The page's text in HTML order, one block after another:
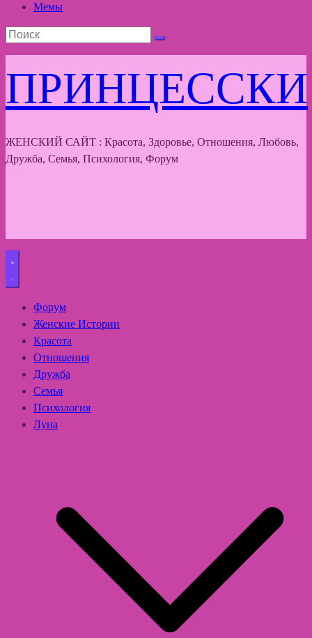
Мемы
ПРИНЦЕССКИ
ЖЕНСКИЙ САЙТ : Красота, Здоровье, Отношения, Любовь,
Дружба, Семья, Психология, Форум
Форум
Женские Истории
Красота
Отношения
Дружба
Семья
Психология
Луна